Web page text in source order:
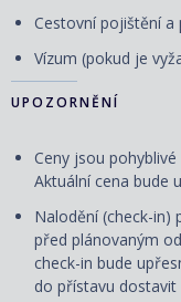
Cestovní pojištění a
Vízum (pokud je
UPOZORNĚNÍ
Ceny jsou
Aktuální cena bude
Nalodění (check-in)
před plánovaným
check-in bude
do přístavu